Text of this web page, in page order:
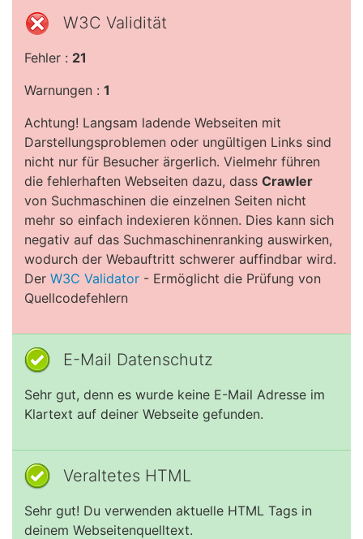
W3C Validität
Fehler : 21
Warnungen : 1
Achtung! Langsam ladende Webseiten mit
Darstellungsproblemen oder ungültigen Links sind
nicht nur für Besucher ärgerlich. Vielmehr führen
die fehlerhaften Webseiten dazu, dass Crawler
von Suchmaschinen die einzelnen Seiten nicht
mehr so einfach indexieren können. Dies kann sich
negativ auf das Suchmaschinenranking auswirken,
wodurch der Webauftritt schwerer auffindbar wird.
Der W3C Validator - Ermöglicht die Prüfung von
Quellcodefehlern
E-Mail Datenschutz
Sehr gut, denn es wurde keine E-Mail Adresse im
Klartext auf deiner Webseite gefunden.
Veraltetes HTML
Sehr gut! Du verwenden aktuelle HTML Tags in
deinem Webseitenquelltext.